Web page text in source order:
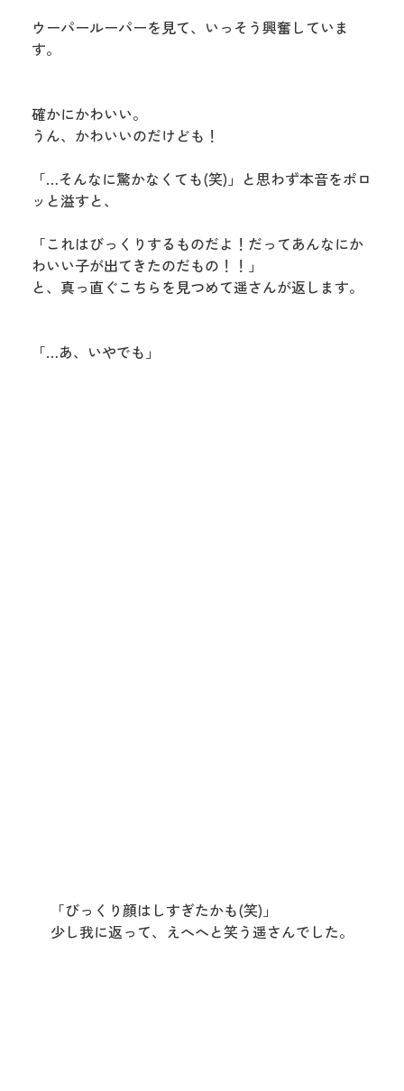
ウーパールーパーを見て、いっそう興奮していま
す。
確かにかわいい。
うん、かわいいのだけども！
「…そんなに驚かなくても(笑)」と思わず本音をポロ
ッと溢すと、
「これはびっくりするものだよ！だってあんなにか
わいい子が出てきたのだもの！！」
と、真っ直ぐこちらを見つめて遥さんが返します。
「…あ、いやでも」
「びっくり顔はしすぎたかも(笑)」
少し我に返って、えへへと笑う遥さんでした。